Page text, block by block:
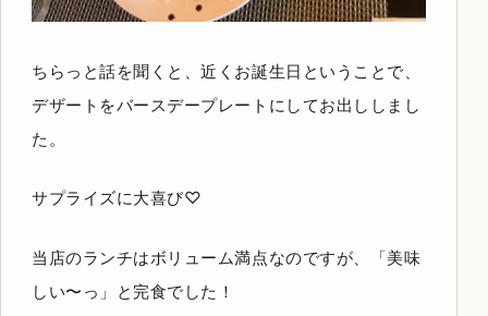
ちらっと話を聞くと、近くお誕生日ということで、
デザートをバースデープレートにしてお出ししまし
た。
サプライズに大喜び♡
当店のランチはボリューム満点なのですが、「美味
しい〜っ」と完食でした！